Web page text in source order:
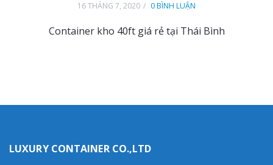
16 THÁNG 7, 2020 0 BÌNH LUẬN
Container kho 40ft giá rẻ tại Thái Bình
LUXURY CONTAINER CO.,LTD